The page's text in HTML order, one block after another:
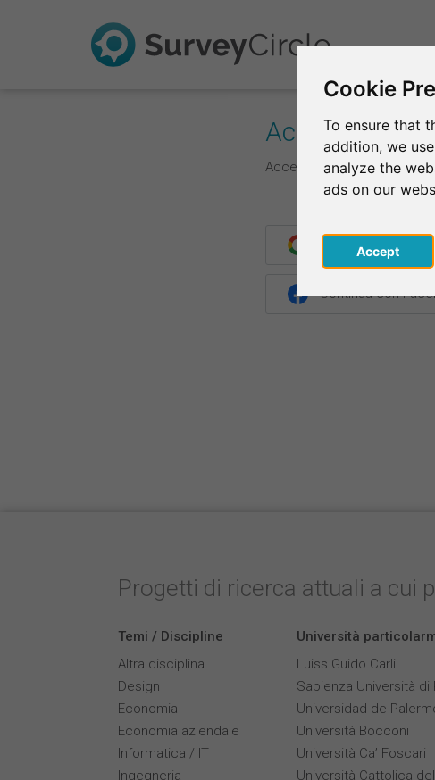
Cookie
To ensure that
addition, we
analyze the
ads on our
Accept
Accedi
Accedi qui con le tue
Continua con
Continua con
Progetti di ricerca attuali a cui
Temi / Discipline
Altra disciplina
Design
Economia
Economia aziendale
Informatica / IT
Ingegneria
Università
Luiss Guido Carli
Sapienza Università di
Universidad de
Università Bocconi
Università Ca’ Foscari
Università Cattolica